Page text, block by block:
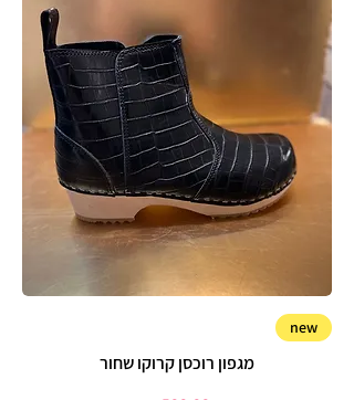
new
מגפון רוכסן קרוקו שחור